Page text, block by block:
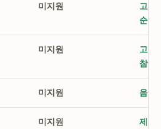
미지원
고정
순위
미지원
고정
참석
미지원 음성
미지원
제목